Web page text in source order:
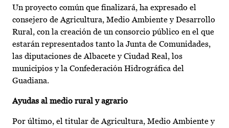
Un proyecto común que finalizará, ha expresado el
consejero de Agricultura, Medio Ambiente y Desarrollo
Rural, con la creación de un consorcio público en el que
estarán representados tanto la Junta de Comunidades,
las diputaciones de Albacete y Ciudad Real, los
municipios y la Confederación Hidrográfica del
Guadiana.
Ayudas al medio rural y agrario
Por último, el titular de Agricultura, Medio Ambiente y